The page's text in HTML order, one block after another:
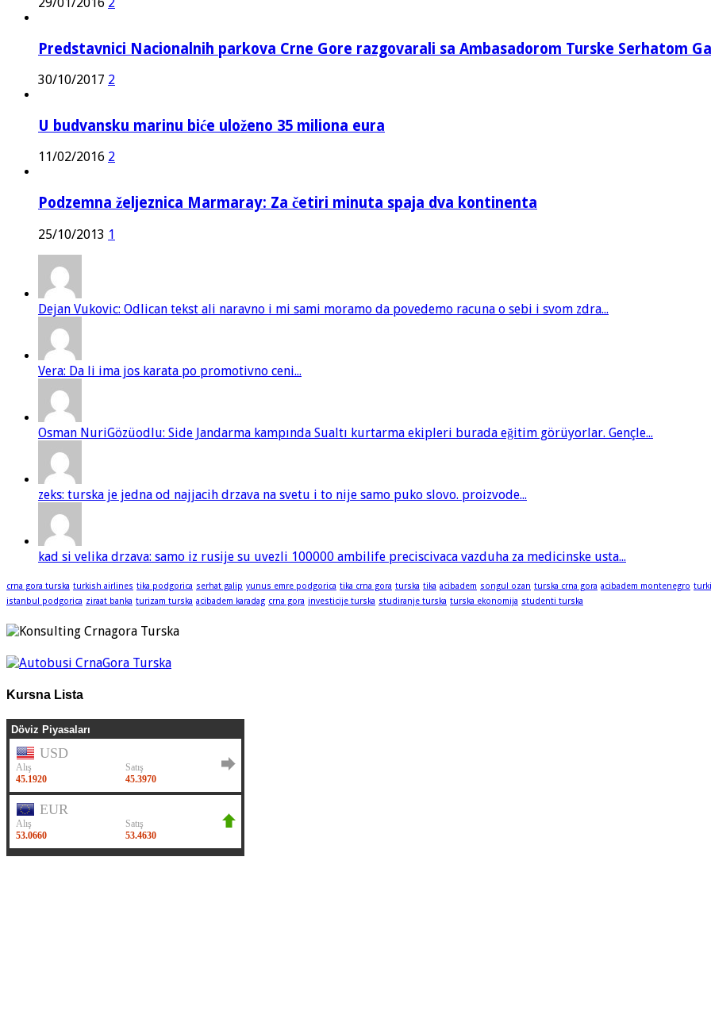
29/01/2016 2
Predstavnici Nacionalnih parkova Crne Gore razgovarali sa Ambasadorom Turske Serhatom
30/10/2017 2
U budvansku marinu biće uloženo 35 miliona eura
11/02/2016 2
Podzemna željeznica Marmaray: Za četiri minuta spaja dva kontinenta
25/10/2013 1
Dejan Vukovic: Odlican tekst ali naravno i mi sami moramo da povedemo racuna o sebi i svom zdra...
Vera: Da li ima jos karata po promotivno ceni...
Osman NuriGözüodlu: Side Jandarma kampında Sualtı kurtarma ekipleri burada eğitim görüyorlar. Gençle...
zeks: turska je jedna od najjacih drzava na svetu i to nije samo puko slovo. proizvode...
kad si velika drzava: samo iz rusije su uvezli 100000 ambilife preciscivaca vazduha za medicinske usta...
crna gora turska turkish airlines tika podgorica serhat galip yunus emre podgorica tika crna gora turska tika acibadem songul ozan turska crna gora acibadem montenegro
istanbul podgorica ziraat banka turizam turska acibadem karadag crna gora investicije turska studiranje turska turska ekonomija studenti turska
Kursna Lista